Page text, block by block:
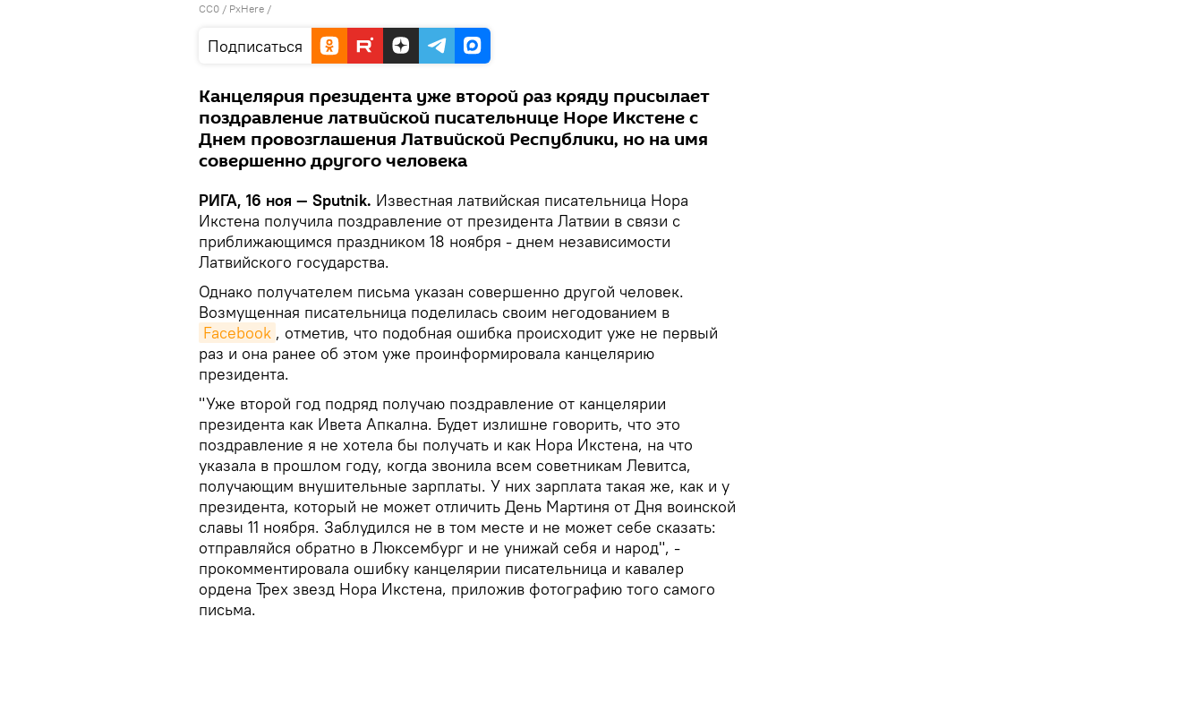
CC0 / PxHere /
Подписаться
Канцелярия президента уже второй раз кряду присылает
поздравление латвийской писательнице Норе Икстене с
Днем провозглашения Латвийской Республики, но на имя
совершенно другого человека
РИГА, 16 ноя — Sputnik. Известная латвийская писательница Нора
Икстена получила поздравление от президента Латвии в связи с
приближающимся праздником 18 ноября - днем независимости
Латвийского государства.
Однако получателем письма указан совершенно другой человек.
Возмущенная писательница поделилась своим негодованием в
Facebook , отметив, что подобная ошибка происходит уже не первый
раз и она ранее об этом уже проинформировала канцелярию
президента.
"Уже второй год подряд получаю поздравление от канцелярии
президента как Ивета Апкална. Будет излишне говорить, что это
поздравление я не хотела бы получать и как Нора Икстена, на что
указала в прошлом году, когда звонила всем советникам Левитса,
получающим внушительные зарплаты. У них зарплата такая же, как и у
президента, который не может отличить День Мартиня от Дня воинской
славы 11 ноября. Заблудился не в том месте и не может себе сказать:
отправляйся обратно в Люксембург и не унижай себя и народ", -
прокомментировала ошибку канцелярии писательница и кавалер
ордена Трех звезд Нора Икстена, приложив фотографию того самого
письма.